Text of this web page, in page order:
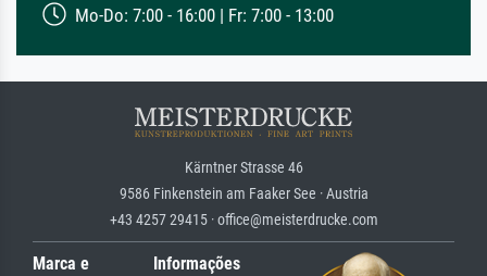
Mo-Do: 7:00 - 16:00 | Fr: 7:00 - 13:00
Kärntner Strasse 46
9586 Finkenstein am Faaker See · Austria
+43 4257 29415 · office@meisterdrucke.com
Marca e
Informações